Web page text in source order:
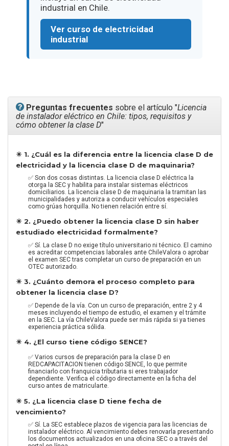
industrial en Chile.
Ver curso de electricidad
industrial
Preguntas frecuentes sobre el artículo "Licencia
de instalador eléctrico en Chile: tipos, requisitos y
cómo obtener la clase D"
✴️ 1. ¿Cuál es la diferencia entre la licencia clase D de
electricidad y la licencia clase D de maquinaria?
✅ Son dos cosas distintas. La licencia clase D eléctrica la
otorga la SEC y habilita para instalar sistemas eléctricos
domiciliarios. La licencia clase D de maquinaria la tramitan las
municipalidades y autoriza a conducir vehículos especiales
como grúas horquilla. No tienen relación entre sí.
✴️ 2. ¿Puedo obtener la licencia clase D sin haber
estudiado electricidad formalmente?
✅ Sí. La clase D no exige título universitario ni técnico. El camino
es acreditar competencias laborales ante ChileValora o aprobar
el examen SEC tras completar un curso de preparación en un
OTEC autorizado.
✴️ 3. ¿Cuánto demora el proceso completo para
obtener la licencia clase D?
✅ Depende de la vía. Con un curso de preparación, entre 2 y 4
meses incluyendo el tiempo de estudio, el examen y el trámite
en la SEC. La vía ChileValora puede ser más rápida si ya tienes
experiencia práctica sólida.
✴️ 4. ¿El curso tiene código SENCE?
✅ Varios cursos de preparación para la clase D en
REDCAPACITACION tienen código SENCE, lo que permite
financiarlo con franquicia tributaria si eres trabajador
dependiente. Verifica el código directamente en la ficha del
curso antes de matricularte.
✴️ 5. ¿La licencia clase D tiene fecha de
vencimiento?
✅ Sí. La SEC establece plazos de vigencia para las licencias de
instalador eléctrico. Al vencimiento debes renovarla presentando
los documentos actualizados en una oficina SEC o a través del